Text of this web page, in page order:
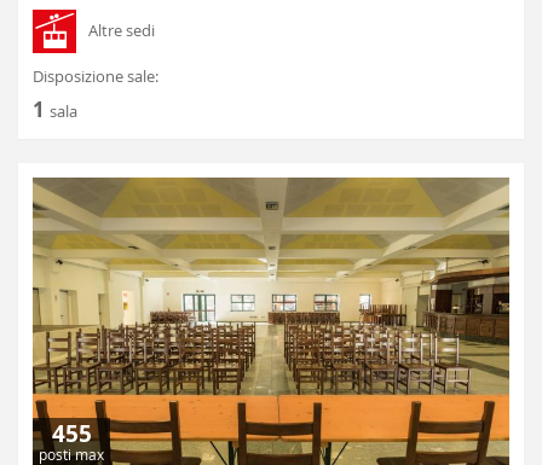
Altre sedi
Disposizione sale:
1 sala
455
posti max